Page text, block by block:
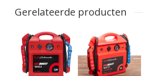
Gerelateerde producten